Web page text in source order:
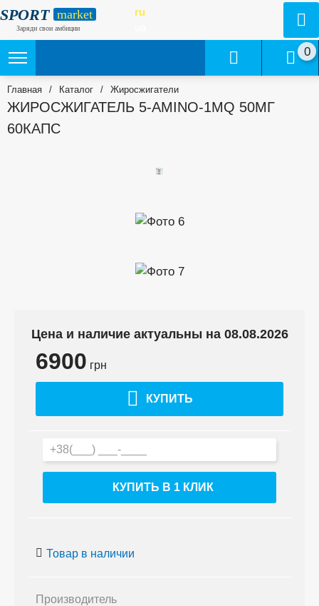
SPORT market
Заряди свои амбиции
ru
0
Главная / Каталог / Жиросжигатели
ЖИРОСЖИГАТЕЛЬ 5-AMINO-1MQ 50МГ
60КАПС
Цена и наличие актуальны на 08.08.2026
6900 грн
КУПИТЬ
КУПИТЬ В 1 КЛИК
Товар в наличии
Производитель